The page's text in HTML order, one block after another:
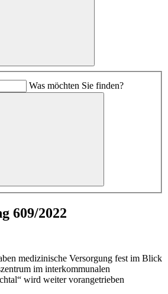
Was möchten Sie finden?
609/2022
medizinische Versorgung fest im Blick
im interkommunalen
wird weiter vorangetrieben